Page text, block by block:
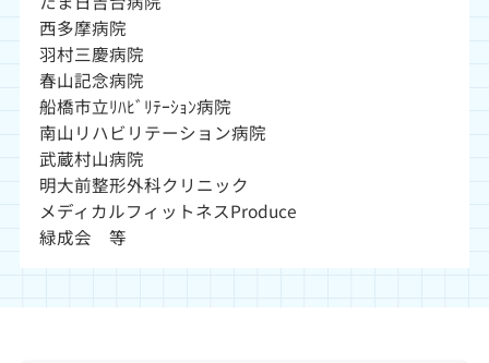
西多摩病院
羽村三慶病院
春山記念病院
船橋市立ﾘﾊﾋﾞﾘﾃｰｼｮﾝ病院
南山リハビリテーション病院
武蔵村山病院
明大前整形外科クリニック
メディカルフィットネスProduce
緑成会 等